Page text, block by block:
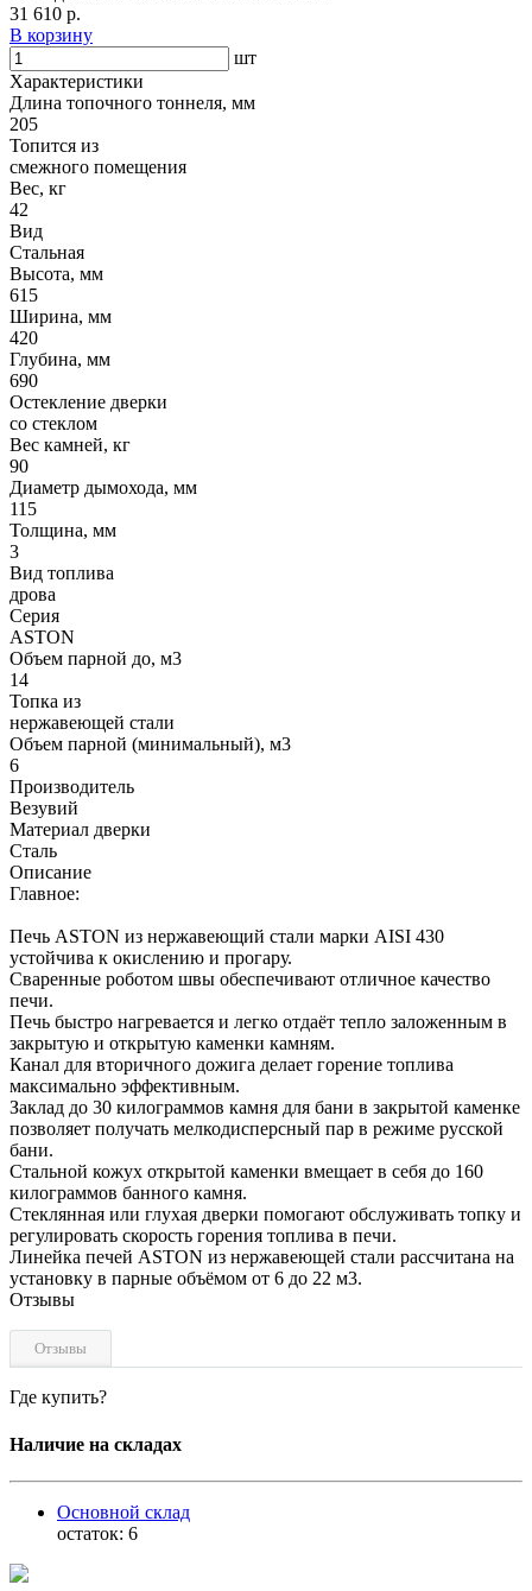
31 610 р.
В корзину
шт
Характеристики
Длина топочного тоннеля, мм
205
Топится из
смежного помещения
Вес, кг
42
Вид
Стальная
Высота, мм
615
Ширина, мм
420
Глубина, мм
690
Остекление дверки
со стеклом
Вес камней, кг
90
Диаметр дымохода, мм
115
Толщина, мм
3
Вид топлива
дрова
Серия
ASTON
Объем парной до, м3
14
Топка из
нержавеющей стали
Объем парной (минимальный), м3
6
Производитель
Везувий
Материал дверки
Сталь
Описание
Главное:
Печь ASTON из нержавеющий стали марки AISI 430
устойчива к окислению и прогару.
Сваренные роботом швы обеспечивают отличное качество
печи.
Печь быстро нагревается и легко отдаёт тепло заложенным в
закрытую и открытую каменки камням.
Канал для вторичного дожига делает горение топлива
максимально эффективным.
Заклад до 30 килограммов камня для бани в закрытой каменке
позволяет получать мелкодисперсный пар в режиме русской
бани.
Стальной кожух открытой каменки вмещает в себя до 160
килограммов банного камня.
Стеклянная или глухая дверки помогают обслуживать топку и
регулировать скорость горения топлива в печи.
Линейка печей ASTON из нержавеющей стали рассчитана на
установку в парные объёмом от 6 до 22 м3.
Отзывы
Отзывы
Где купить?
Наличие на складах
Основной склад
остаток: 6